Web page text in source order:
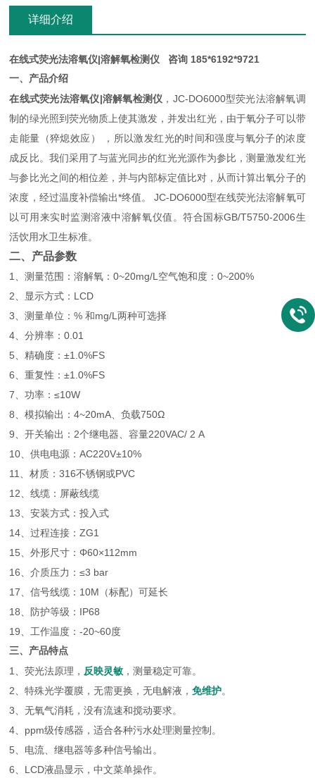
详细介绍
在线式荧光法溶氧仪|溶解氧检测仪 咨询 185*6192*9721
一、产品介绍
在线式荧光法溶氧仪|溶解氧检测仪 ，JC-DO6000型荧光法溶解氧调
制的绿光照到荧光物质上使其激发，并发出红光，由于氧分子可以带
走能量（猝熄效应） ，所以激发红光的时间和强度与氧分子的浓度
成反比。我们采用了与蓝光同步的红光光源作为参比，测量激发红光
与参比光之间的相位差，并与内部标定值比对，从而计算出氧分子的
浓度，经过温度补偿输出*终值。 JC-DO6000型在线荧光法溶解氧可
以可用来实时监测溶液中溶解氧仪值。符合国标GB/T5750-2006生
活饮用水卫生标准。
二、产品参数
1、测量范围：溶解氧：0~20mg/L空气饱和度：0~200%
2、显示方式：LCD
3、测量单位：% 和mg/L两种可选择
4、分辨率：0.01
5、精确度：±1.0%FS
6、重复性：±1.0%FS
7、功率：≤10W
8、模拟输出：4~20mA、负载750Ω
9、开关输出：2个继电器、容量220VAC/ 2 A
10、供电电源：AC220V±10%
11、材质：316不锈钢或PVC
12、线缆：屏蔽线缆
13、安装方式：投入式
14、过程连接：ZG1
15、外形尺寸：Φ60×112mm
16、介质压力：≤3 bar
17、信号线缆：10M（标配）可延长
18、防护等级：IP68
19、工作温度：-20~60度
三、产品特点
1、荧光法原理， 反映灵敏 ，测量稳定可靠。
2、特殊光学覆膜，无需更换，无电解液，免维护。
3、无氧气消耗，没有流速和搅动要求。
4、ppm级传感器，适合各种污水处理测量控制。
5、电流、继电器等多种信号输出。
6、LCD液晶显示，中文菜单操作。